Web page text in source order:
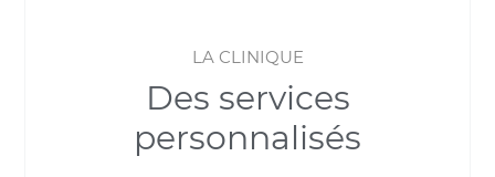
LA CLINIQUE
Des services
personnalisés